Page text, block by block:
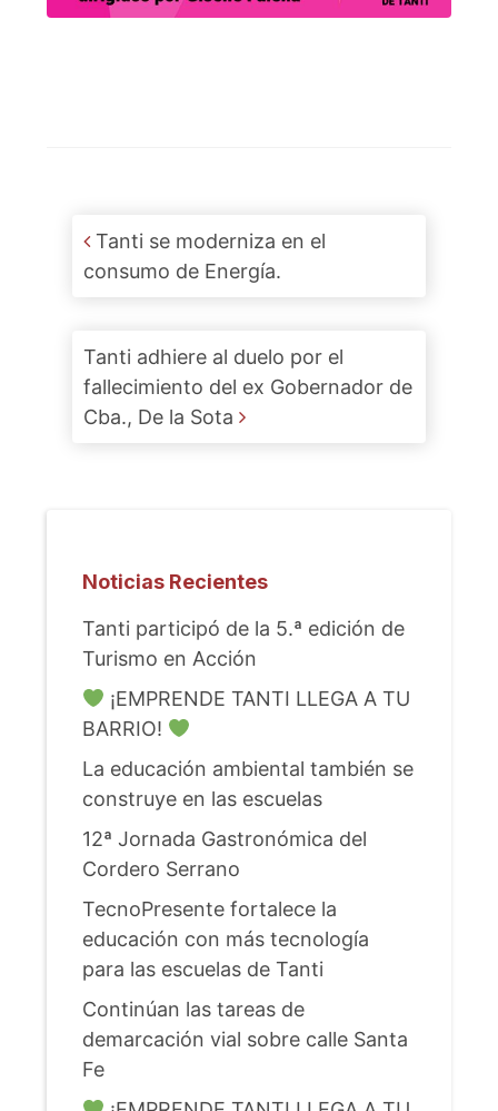
Post navigation
Tanti se moderniza en el
consumo de Energía.
Tanti adhiere al duelo por el
fallecimiento del ex Gobernador de
Cba., De la Sota
Noticias Recientes
Tanti participó de la 5.ª edición de
Turismo en Acción
¡EMPRENDE TANTI LLEGA A TU
BARRIO!
La educación ambiental también se
construye en las escuelas
12ª Jornada Gastronómica del
Cordero Serrano
TecnoPresente fortalece la
educación con más tecnología
para las escuelas de Tanti
Continúan las tareas de
demarcación vial sobre calle Santa
Fe